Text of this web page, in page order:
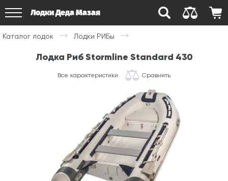
Лодки Деда Мазая
Каталог лодок Лодки РИБы
Лодка Риб Stormline Standard 430
Все характеристики Сравнить